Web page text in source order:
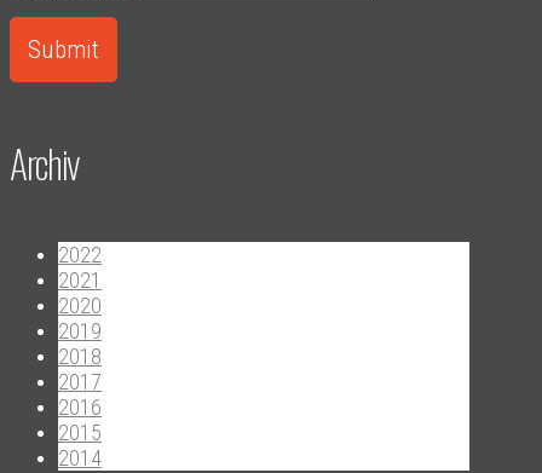
Archiv
2022
2021
2020
2019
2018
2017
2016
2015
2014